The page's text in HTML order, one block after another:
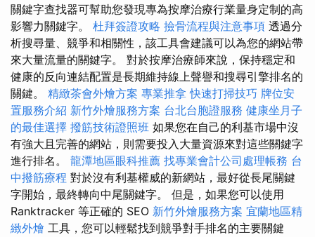
關鍵字查找器可幫助您發現專為按摩治療行業量身定制的高
影響力關鍵字。 杜拜簽證攻略 撿骨流程與注意事項 透過分
析搜尋量、競爭和相關性，該工具會建議可以為您的網站帶
來大量流量的關鍵字。 對於按摩治療師來說，保持穩定和
健康的反向連結配置是長期維持線上聲譽和搜尋引擎排名的
關鍵。 精緻茶會外燴方案 專業推拿 快速打掃技巧 牌位安
置服務介紹 新竹外燴服務方案 台北台胞證服務 健康坐月子
的最佳選擇 撥筋技術證照班 如果您在自己的利基市場中沒
有強大且完善的網站，則需要投入大量資源來對這些關鍵字
進行排名。 龍潭地區眼科推薦 找專業會計公司處理帳務 台
中撥筋療程 對於沒有利基權威的新網站，最好從長尾關鍵
字開始，最終轉向中尾關鍵字。 但是，如果您可以使用
Ranktracker 等正確的 SEO 新竹外燴服務方案 宜蘭地區精
緻外燴 工具，您可以輕鬆找到競爭對手排名的主要關鍵